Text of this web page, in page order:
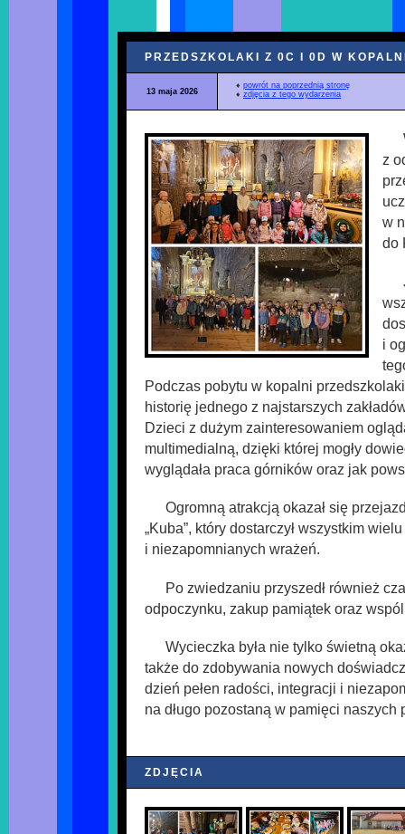
PRZEDSZKOLAKI Z 0C I 0D W
13 maja 2026
♦ powrót na poprzednią stronę
♦ zdjęcia z tego wydarzenia
z
w
do
i
Podczas pobytu w kopalni
historię jednego z najstarszych
Dzieci z dużym zainteresowaniem
multimedialną, dzięki której mogły
wyglądała praca górników oraz jak
Ogromną atrakcją okazał się
„Kuba”, który dostarczył wszystkim
i niezapomnianych wrażeń.
Po zwiedzaniu przyszedł również
odpoczynku, zakup pamiątek oraz
Wycieczka była nie tylko świetną
także do zdobywania nowych
dzień pełen radości, integracji i
na długo pozostaną w pamięci naszych
ZDJĘCIA